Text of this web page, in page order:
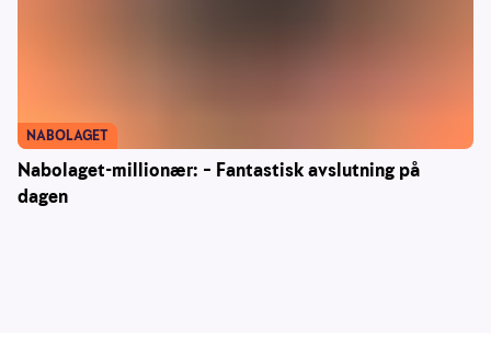
Nabolaget-millionær: – Fantastisk avslutning på
dagen
NABOLAGET